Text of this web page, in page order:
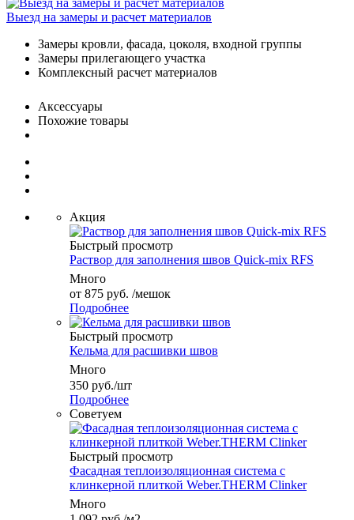
Выезд на замеры и расчет материалов
Замеры кровли, фасада, цоколя, входной группы
Замеры прилегающего участка
Комплексный расчет материалов
Аксессуары
Похожие товары
Акция
Быстрый просмотр
Раствор для заполнения швов Quick-mix RFS
Много
от 875 руб. /мешок
Подробнее
Быстрый просмотр
Кельма для расшивки швов
Много
350 руб./шт
Подробнее
Советуем
Быстрый просмотр
Фасадная теплоизоляционная система с
клинкерной плиткой Weber.THERM Clinker
Много